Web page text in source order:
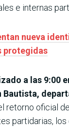
e internas
nueva
protegidas
a las 9:00
Bautista,
retorno oficial
partidarias, los